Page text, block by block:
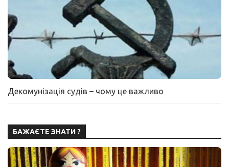
Декомунізація судів – чому це важливо
БАЖАЄТЕ ЗНАТИ ?